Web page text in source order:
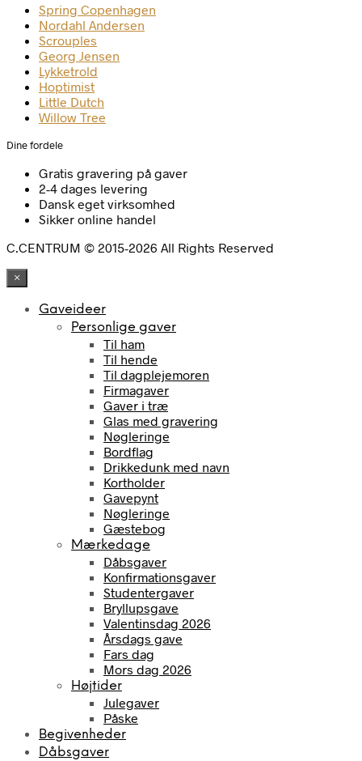
Spring Copenhagen
Nordahl Andersen
Scrouples
Georg Jensen
Lykketrold
Hoptimist
Little Dutch
Willow Tree
Dine fordele
Gratis gravering på gaver
2-4 dages levering
Dansk eget virksomhed
Sikker online handel
C.CENTRUM © 2015-2026 All Rights Reserved
×
Gaveideer
Personlige gaver
Til ham
Til hende
Til dagplejemoren
Firmagaver
Gaver i træ
Glas med gravering
Nøgleringe
Bordflag
Drikkedunk med navn
Kortholder
Gavepynt
Nøgleringe
Gæstebog
Mærkedage
Dåbsgaver
Konfirmationsgaver
Studentergaver
Bryllupsgave
Valentinsdag 2026
Årsdags gave
Fars dag
Mors dag 2026
Højtider
Julegaver
Påske
Begivenheder
Dåbsgaver